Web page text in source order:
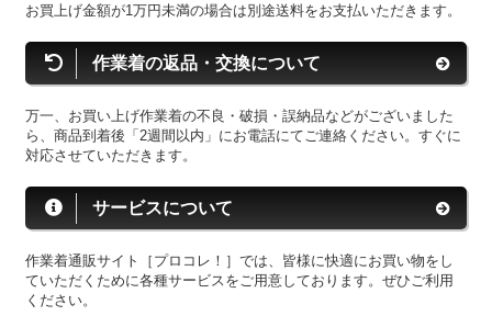
お買上げ金額が1万円未満の場合は別途送料をお支払いただきます。
作業着の返品・交換について
万一、お買い上げ作業着の不良・破損・誤納品などがございました
ら、商品到着後「2週間以内」にお電話にてご連絡ください。すぐに
対応させていただきます。
サービスについて
作業着通販サイト［プロコレ！］では、皆様に快適にお買い物をし
ていただくために各種サービスをご用意しております。ぜひご利用
ください。